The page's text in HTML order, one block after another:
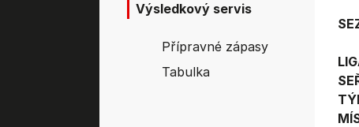
Výsledkový servis
Přípravné zápasy
Tabulka